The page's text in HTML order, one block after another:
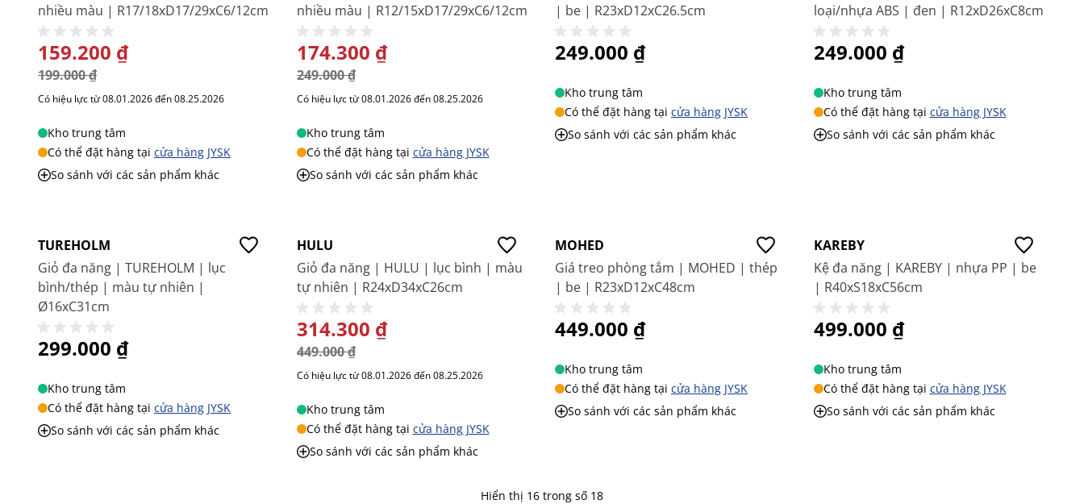
nhiều màu | R17/18xD17/29xC6/12cm
GIÁ ĐẶC BIỆT
159.200 ₫
199.000 ₫
Có hiệu lực từ 08.01.2026 đến 08.25.2026
Kho trung tâm
Có thể đặt hàng tại cửa hàng JYSK
So sánh với các sản phẩm khác
nhiều màu | R12/15xD17/29xC6/12cm
GIÁ ĐẶC BIỆT
174.300 ₫
249.000 ₫
Có hiệu lực từ 08.01.2026 đến 08.25.2026
Kho trung tâm
Có thể đặt hàng tại cửa hàng JYSK
So sánh với các sản phẩm khác
| be | R23xD12xC26.5cm
249.000 ₫
Kho trung tâm
Có thể đặt hàng tại cửa hàng JYSK
So sánh với các sản phẩm khác
loại/nhựa ABS | đen | R12xD26xC8cm
249.000 ₫
Kho trung tâm
Có thể đặt hàng tại cửa hàng JYSK
So sánh với các sản phẩm khác
TUREHOLM
Giỏ đa năng | TUREHOLM | lục
bình/thép | màu tự nhiên |
Ø16xC31cm
299.000 ₫
Kho trung tâm
Có thể đặt hàng tại cửa hàng JYSK
So sánh với các sản phẩm khác
HULU
Giỏ đa năng | HULU | lục bình | màu
tự nhiên | R24xD34xC26cm
GIÁ ĐẶC BIỆT
314.300 ₫
449.000 ₫
Có hiệu lực từ 08.01.2026 đến 08.25.2026
Kho trung tâm
Có thể đặt hàng tại cửa hàng JYSK
So sánh với các sản phẩm khác
MOHED
Giá treo phòng tắm | MOHED | thép
| be | R23xD12xC48cm
449.000 ₫
Kho trung tâm
Có thể đặt hàng tại cửa hàng JYSK
So sánh với các sản phẩm khác
KAREBY
Kệ đa năng | KAREBY | nhựa PP | be
| R40xS18xC56cm
499.000 ₫
Kho trung tâm
Có thể đặt hàng tại cửa hàng JYSK
So sánh với các sản phẩm khác
Hiển thị 16 trong số 18